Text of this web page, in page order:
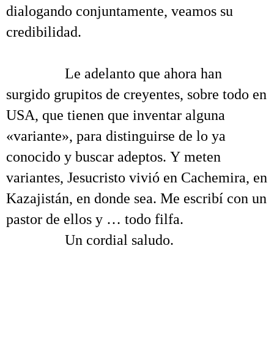
dialogando conjuntamente, veamos su
credibilidad.
Le adelanto que ahora han
surgido grupitos de creyentes, sobre todo en
USA, que tienen que inventar alguna
«variante», para distinguirse de lo ya
conocido y buscar adeptos. Y meten
variantes, Jesucristo vivió en Cachemira, en
Kazajistán, en donde sea. Me escribí con un
pastor de ellos y … todo filfa.
Un cordial saludo.